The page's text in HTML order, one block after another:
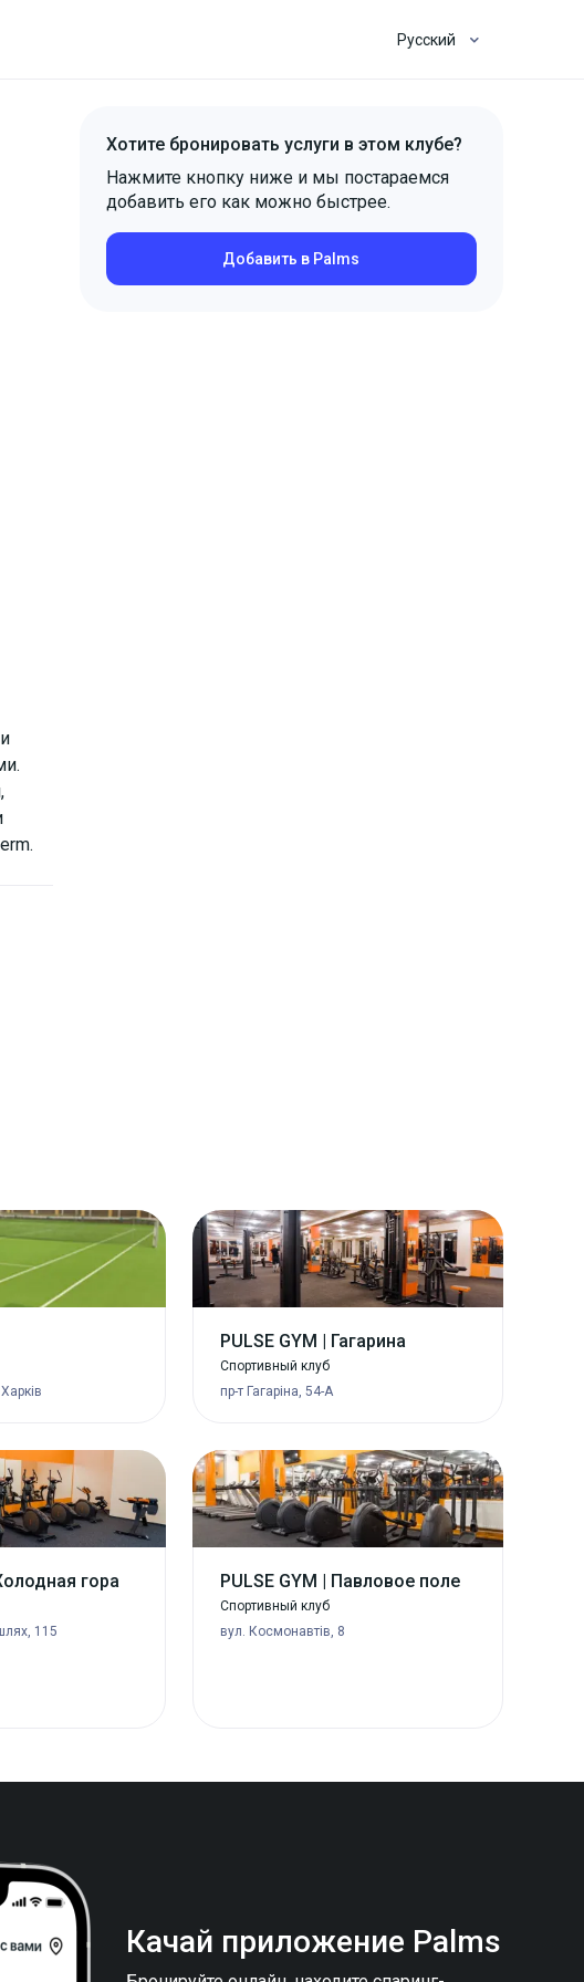
Русский
Хотите бронировать услуги в этом клубе?
Нажмите кнопку ниже и мы постараемся
добавить его как можно быстрее.
Добавить в Palms
PULSE GYM | Гагарина
Спортивный клуб
пр-т Гагаріна, 54-А
гора
115
PULSE GYM | Павловое поле
Спортивный клуб
вул. Космонавтів, 8
Качай приложение Palms